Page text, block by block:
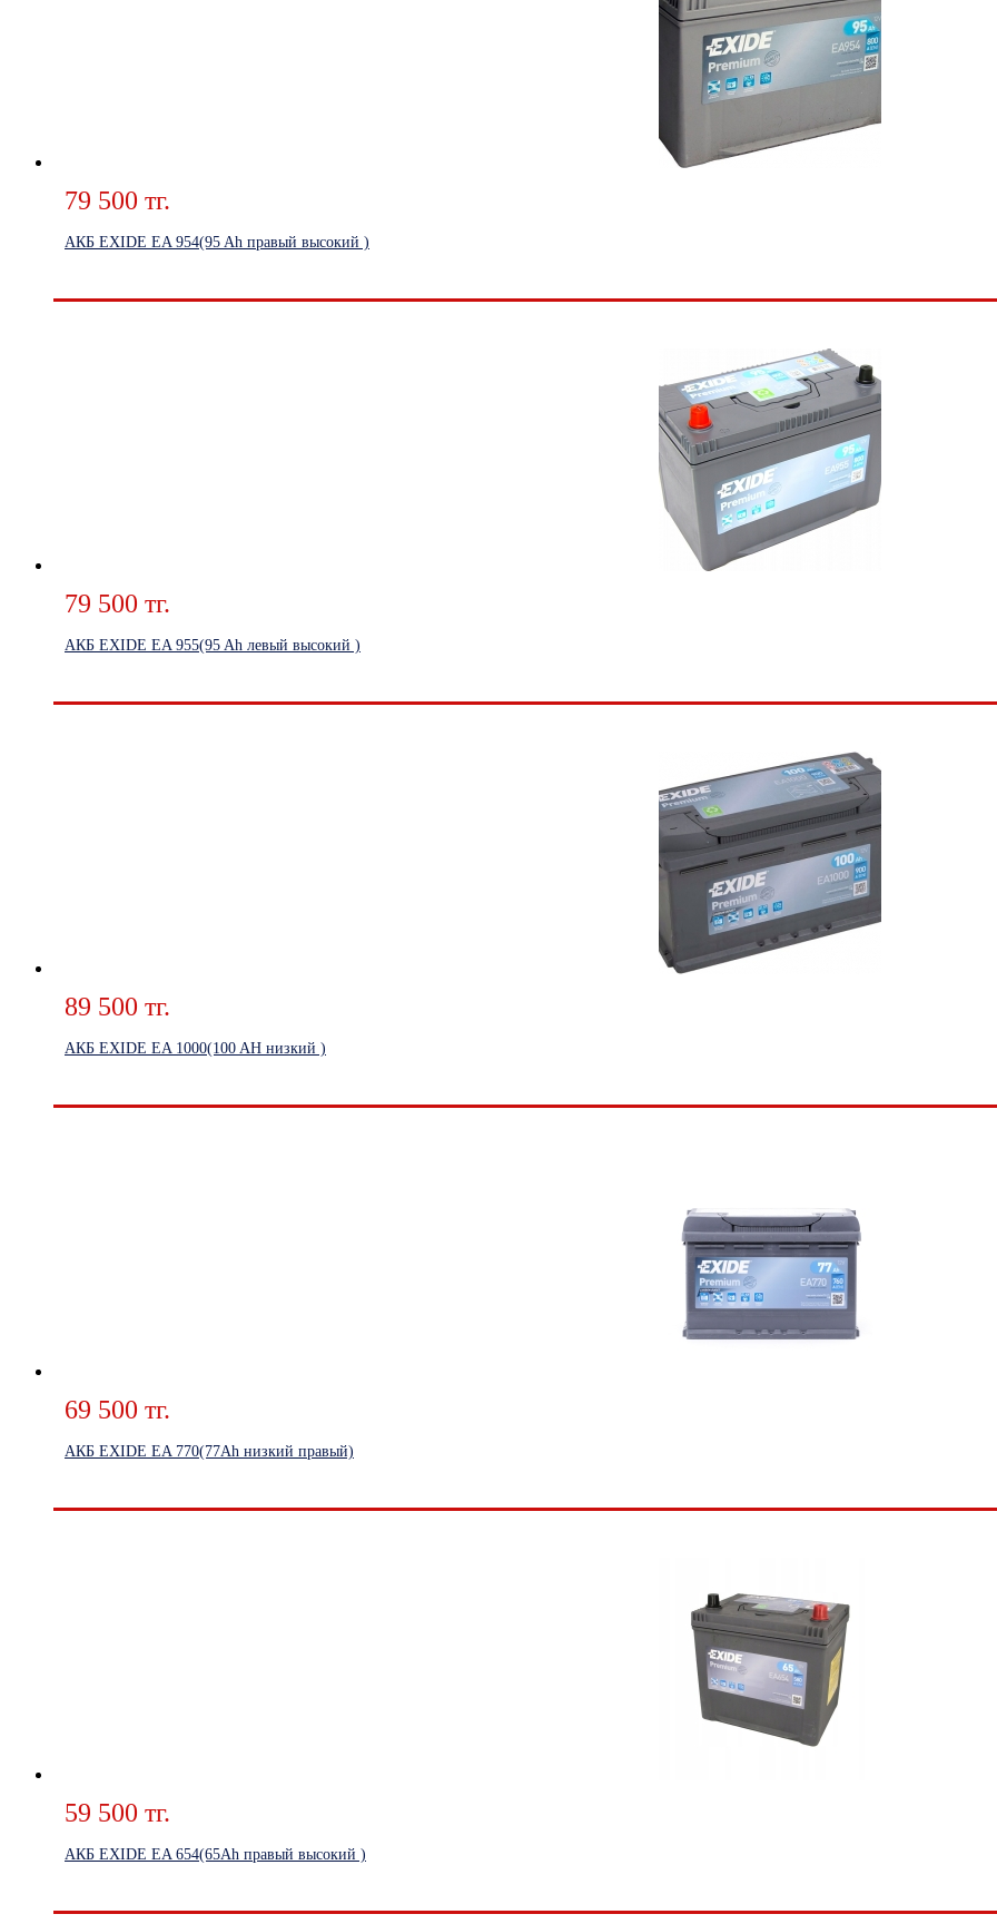
79 500 тг.
АКБ EXIDE EA 954(95 Ah правый высокий )
79 500 тг.
АКБ EXIDE EA 955(95 Ah левый высокий )
89 500 тг.
АКБ EXIDE EA 1000(100 AH низкий )
69 500 тг.
АКБ EXIDE EA 770(77Ah низкий правый)
59 500 тг.
АКБ EXIDE EA 654(65Ah правый высокий )